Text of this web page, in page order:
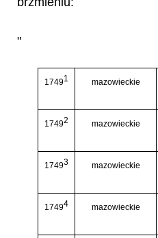
"
17491 mazowieckie
17492 mazowieckie
17493 mazowieckie
17494 mazowieckie